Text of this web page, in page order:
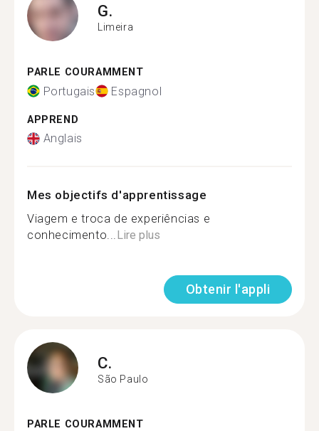
G.
Limeira
PARLE COURAMMENT
Portugais Espagnol
APPREND
Anglais
Mes objectifs d'apprentissage
Viagem e troca de experiências e
conhecimento...Lire plus
Obtenir l'appli
C.
São Paulo
PARLE COURAMMENT